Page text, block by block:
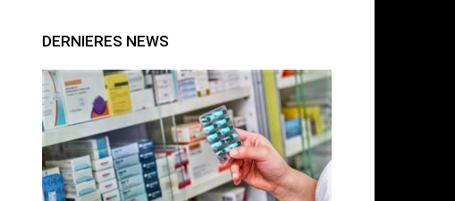
DERNIERES NEWS